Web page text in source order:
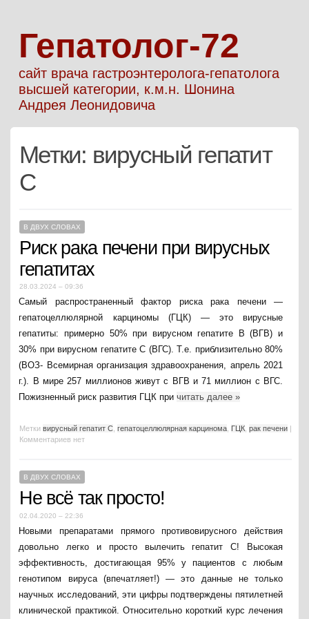
Гепатолог-72
сайт врача гастроэнтеролога-гепатолога
высшей категории, к.м.н. Шонина
Андрея Леонидовича
Метки: вирусный гепатит
С
В ДВУХ СЛОВАХ
Риск рака печени при вирусных
гепатитах
28.03.2024 – 09:36
Самый распространенный фактор риска рака печени —
гепатоцеллюлярной карциномы (ГЦК) — это вирусные
гепатиты: примерно 50% при вирусном гепатите В (ВГВ) и
30% при вирусном гепатите С (ВГС). Т.е. приблизительно 80%
(ВОЗ- Всемирная организация здравоохранения, апрель 2021
г.). В мире 257 миллионов живут с ВГВ и 71 миллион с ВГС.
Пожизненный риск развития ГЦК причитать далее»
Метки вирусный гепатит С гепатоцеллюлярная карцинома ГЦК рак печени |
Комментариев нет
В ДВУХ СЛОВАХ
Не всё так просто!
02.04.2020 – 22:36
Новыми препаратами прямого противовирусного действия
довольно легко и просто вылечить гепатит С! Высокая
эффективность, достигающая 95% у пациентов с любым
генотипом вируса (впечатляет!) — это данные не только
научных исследований, эти цифры подтверждены пятилетней
клинической практикой. Относительно короткий курс лечения